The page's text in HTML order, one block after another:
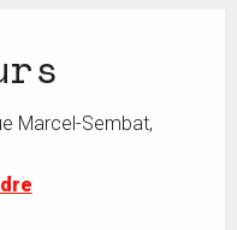
Marcel-Sembat,